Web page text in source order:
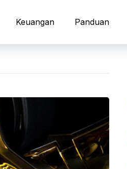
Keuangan Panduan